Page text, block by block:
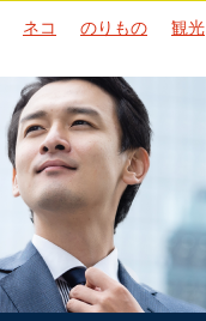
ネコ のりもの 観光